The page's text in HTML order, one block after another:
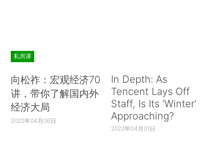
私房课
向松祚：宏观经济70
讲，带你了解国内外
经济大局
2022年04月06日
In Depth: As
Tencent Lays Off
Staff, Is Its ‘Winter’
Approaching?
2022年04月01日